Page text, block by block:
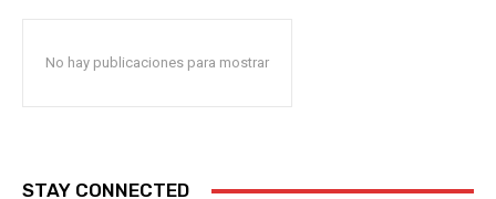
No hay publicaciones para mostrar
STAY CONNECTED